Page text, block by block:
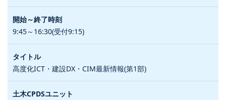
9:45～16:30(受付9:15)
高度化ICT・建設DX・CIM最新情報(第1部)